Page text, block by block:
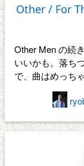
Other / For
Other Men の続
いいかも。落ち
で、曲はめっち